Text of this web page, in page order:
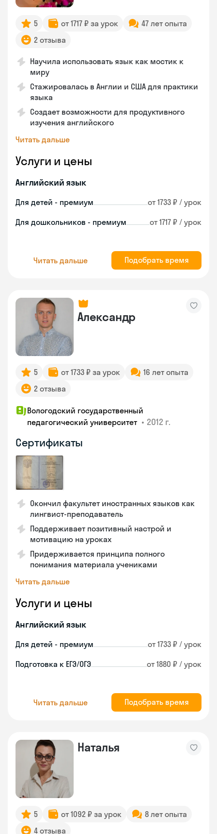
5 от 1717 ₽ за урок
47 лет опыта
2 отзыва
Научила использовать язык как мостик к
миру
Стажировалась в Англии и США для практики
языка
Создает возможности для продуктивного
изучения английского
Читать дальше
Услуги и цены
Английский язык
Для детей - премиум от 1733 ₽ / урок
Для дошкольников - премиум от 1717 ₽ / урок
Читать дальше Подобрать время
Александр
5 от 1733 ₽ за урок
16 лет опыта
2 отзыва
Вологодский государственный
педагогический университет • 2012 г.
Сертификаты
Окончил факультет иностранных языков как
лингвист-преподаватель
Поддерживает позитивный настрой и
мотивацию на уроках
Придерживается принципа полного
понимания материала учениками
Читать дальше
Услуги и цены
Английский язык
Для детей - премиум от 1733 ₽ / урок
Подготовка к ЕГЭ/ОГЭ от 1880 ₽ / урок
Читать дальше Подобрать время
Наталья
5 от 1092 ₽ за урок
8 лет опыта
4 отзыва